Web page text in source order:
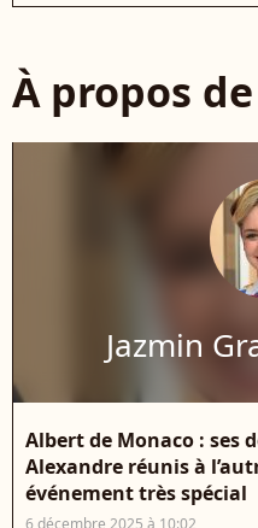
À propos de
Jazmin
Albert de Monaco : ses
Alexandre réunis à
événement très spécial
6 décembre 2025 à 10:02